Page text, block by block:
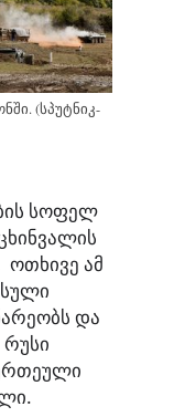
(სპუტნიკ-
სოფელ
ამ
და
რუსი